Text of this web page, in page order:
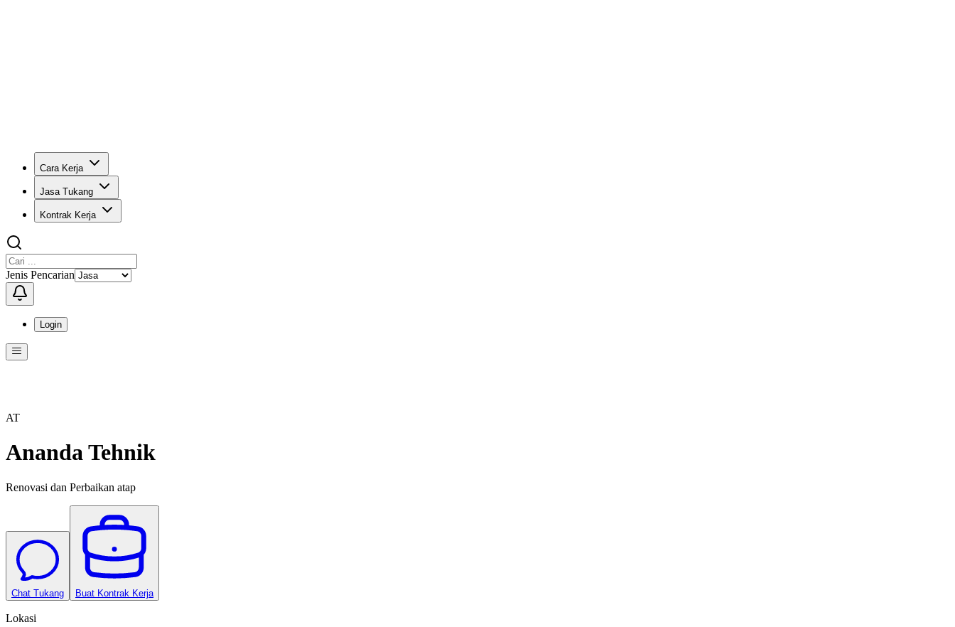
Cara Kerja
Jasa Tukang
Kontrak Kerja
Jenis Pencarian
Login
Menu ini berisi navigasi untuk mengakses fitur-fitur di KangPro
AT
Ananda Tehnik
Renovasi dan Perbaikan atap
Chat Tukang Buat Kontrak Kerja
Lokasi